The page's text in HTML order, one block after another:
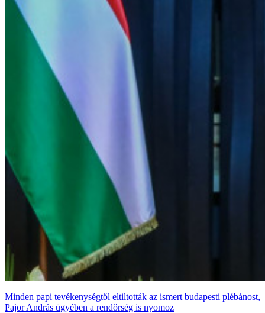
Minden papi tevékenységtől eltiltották az ismert budapesti plébánost,
Pajor András ügyében a rendőrség is nyomoz